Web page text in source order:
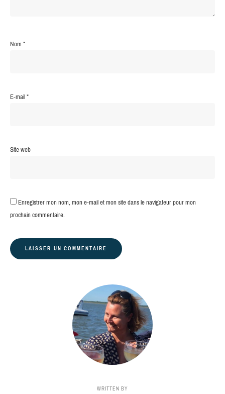
Nom*
E-mail*
Site web
Enregistrer mon nom, mon e-mail et mon site dans le navigateur pour mon
prochain commentaire.
WRITTEN BY